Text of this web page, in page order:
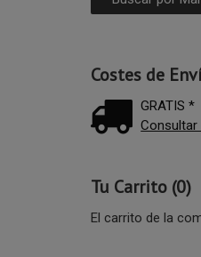
Costes de
GRATIS *
Consultar
Tu Carrito (0)
El carrito de la